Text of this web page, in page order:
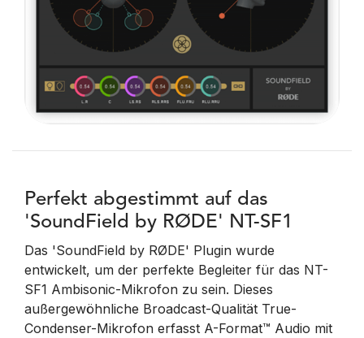
Perfekt abgestimmt auf das
'SoundField by RØDE' NT-SF1
Das 'SoundField by RØDE' Plugin wurde
entwickelt, um der perfekte Begleiter für das NT-
SF1 Ambisonic-Mikrofon zu sein. Dieses
außergewöhnliche Broadcast-Qualität True-
Condenser-Mikrofon erfasst A-Format™ Audio mit